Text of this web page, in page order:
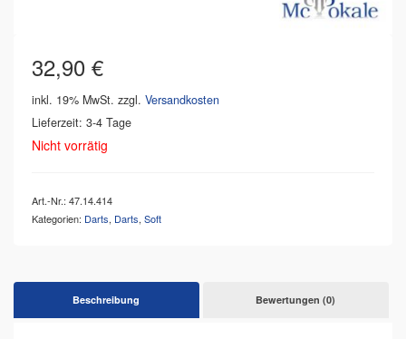
32,90 €
inkl. 19% MwSt. zzgl. Versandkosten
Lieferzeit: 3-4 Tage
Nicht vorrätig
Art.-Nr.: 47.14.414
Kategorien: Darts, Darts, Soft
Beschreibung Bewertungen (0)